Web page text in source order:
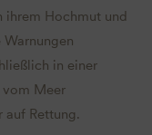
ihrem Hochmut und
in einer
Meer
auf Rettung.